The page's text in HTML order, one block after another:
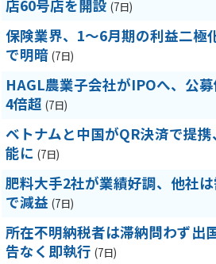
店60号店を開設 (7日)
保険業界、1～6月期の利益二
で明暗 (7日)
HAGL農業子会社がIPOへ、公
4倍超 (7日)
ベトナムと中国がQR決済で提
能に (7日)
肥料大手2社が業績好調、他社
で減益 (7日)
所在不明納税者は滞納問わず出
告なく即執行 (7日)